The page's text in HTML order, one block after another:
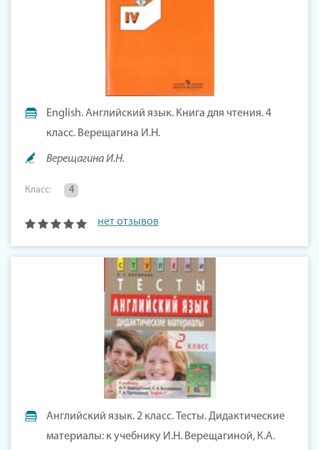
English. Английский язык. Книга для чтения. 4
класс. Верещагина И.Н.
Верещагина И.Н.
Класс: 4
нет отзывов
Английский язык. 2 класс. Тесты. Дидактические
материалы: к учебнику И.Н. Верещагиной, К.А.